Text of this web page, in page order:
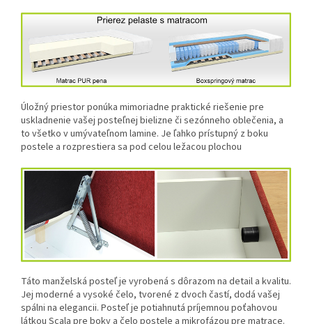
Úložný priestor ponúka mimoriadne praktické riešenie pre
uskladnenie vašej posteľnej bielizne či sezónneho oblečenia, a
to všetko v umývateľnom lamine. Je ľahko prístupný z boku
postele a rozprestiera sa pod celou ležacou plochou
Táto manželská posteľ je vyrobená s dôrazom na detail a kvalitu.
Jej moderné a vysoké čelo, tvorené z dvoch častí, dodá vašej
spálni na elegancii. Posteľ je potiahnutá príjemnou poťahovou
látkou Scala pre boky a čelo postele a mikrofázou pre matrace.